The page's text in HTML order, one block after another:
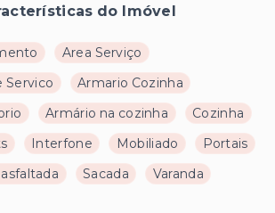
do Imóvel
Area Serviço
Servico
Armario Cozinha
Armário na cozinha
Cozinha
Interfone Mobiliado
Portais
Sacada Varanda